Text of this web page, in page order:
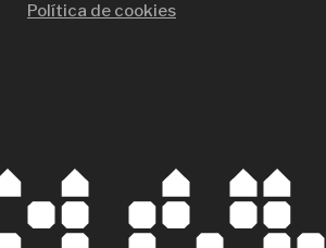
Política de cookies